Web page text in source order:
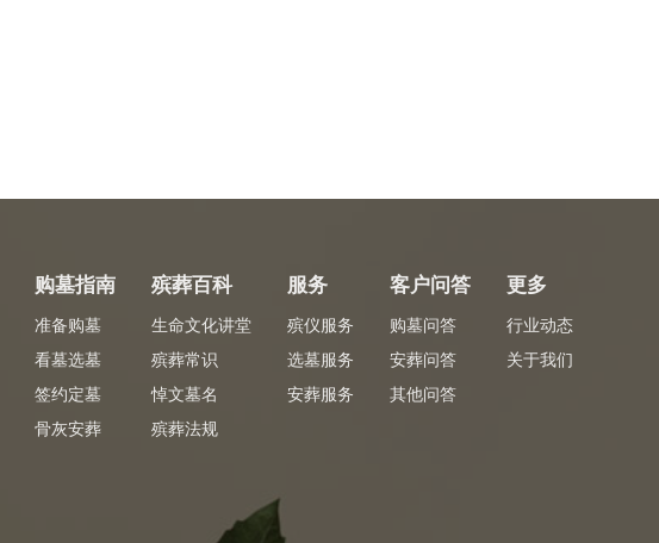
购墓指南
准备购墓
看墓选墓
签约定墓
骨灰安葬
殡葬百科
生命文化讲堂
殡葬常识
悼文墓名
殡葬法规
服务
殡仪服务
选墓服务
安葬服务
客户问答
购墓问答
安葬问答
其他问答
更多
行业动态
关于我们